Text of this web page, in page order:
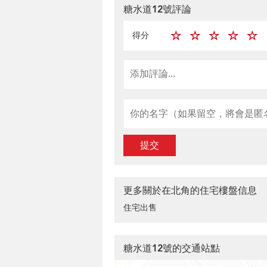
糖水道12號評論
得分
提交
更多關於在北角的住宅樓盤信息
住宅出售
糖水道12號的交通站點